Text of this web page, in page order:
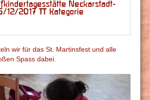
Neckarstadt-
12/2017 | Kategorie
wir für das St. Martinsfest und alle
Spass dabei.